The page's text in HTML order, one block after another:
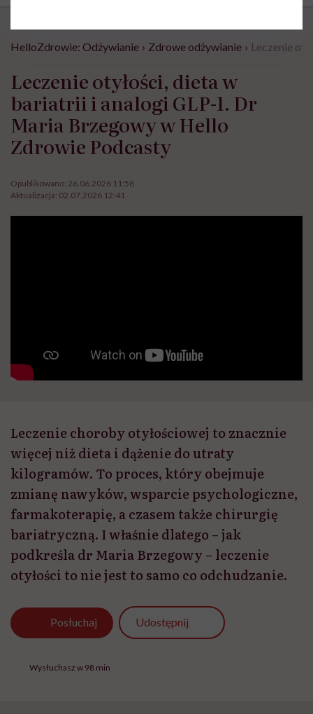
HelloZdrowie: Odżywianie › Zdrowe odżywianie › Leczenie
Leczenie otyłości, dieta w
bariatrii i analogi GLP-1. Dr
Maria Brzegowy w Hello
Zdrowie Podcasty
Opublikowano: 26.06.2026 11:58
Aktualizacja: 02.07.2026 12:41
Leczenie choroby otyłościowej to znacznie
więcej niż dieta i dążenie do utraty
kilogramów. To proces, który obejmuje
zmianę nawyków, wsparcie psychologiczne,
farmakoterapię, a czasem także chirurgię
bariatryczną. I właśnie dlatego – jak
podkreśla dr Maria Brzegowy – leczenie
otyłości to nie jest to samo co odchudzanie.
Posłuchaj Udostępnij
Wysłuchasz w 98 min